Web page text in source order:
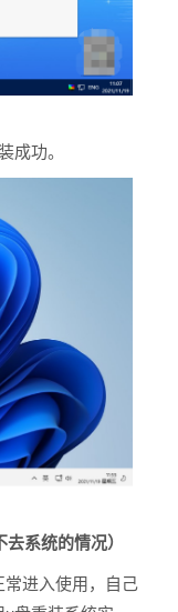
成功。
系统的情况）
进入使用，自己